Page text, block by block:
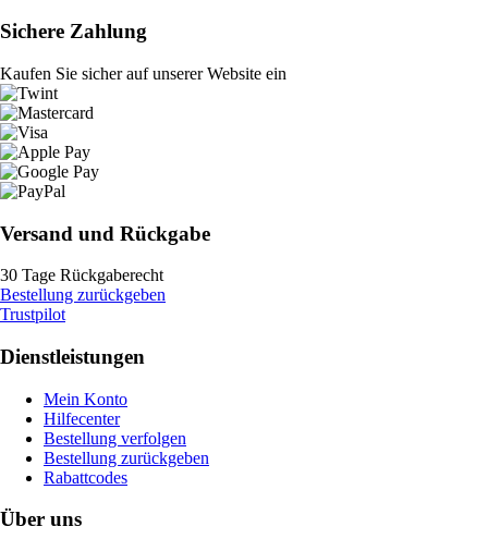
Sichere Zahlung
Kaufen Sie sicher auf unserer Website ein
Versand und Rückgabe
30 Tage Rückgaberecht
Bestellung zurückgeben
Trustpilot
Dienstleistungen
Mein Konto
Hilfecenter
Bestellung verfolgen
Bestellung zurückgeben
Rabattcodes
Über uns